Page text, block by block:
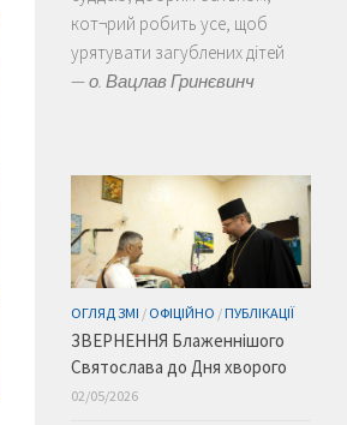
кот¬рий робить усе, щоб
урятувати загублених дітей
—о. Вацлав Гринєвинч
ОГЛЯД ЗМІ / ОФІЦІЙНО /ПУБЛІКАЦІЇ
ЗВЕРНЕННЯ Блаженнішого
Святослава до Дня хворого
02/05/2026